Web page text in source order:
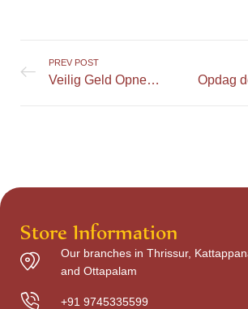
PREV POST
Veilig Geld Opnemen en Storten bij MrGreen
Store Information
Our branches in Thrissur,
and Ottapalam
+91 9745335599